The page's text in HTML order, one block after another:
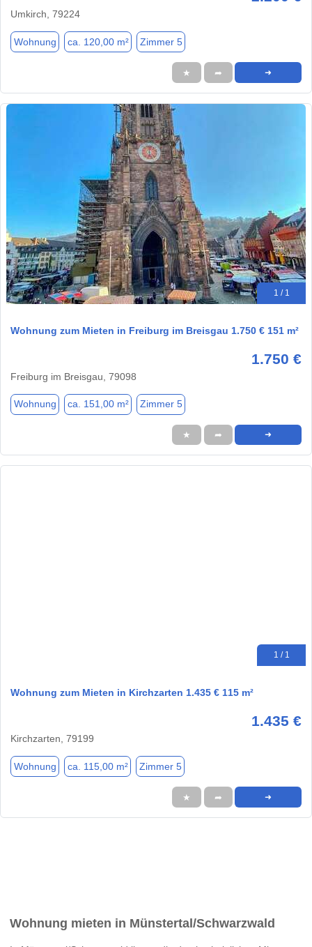
Umkirch, 79224
Wohnung ca. 120,00 m² Zimmer 5
★ ➦ ➜
1 / 1
Wohnung zum Mieten in Freiburg im Breisgau 1.750 € 151 m²
1.750 €
Freiburg im Breisgau, 79098
Wohnung ca. 151,00 m² Zimmer 5
★ ➦ ➜
1 / 1
Wohnung zum Mieten in Kirchzarten 1.435 € 115 m²
1.435 €
Kirchzarten, 79199
Wohnung ca. 115,00 m² Zimmer 5
★ ➦ ➜
Wohnung mieten in Münstertal/Schwarzwald